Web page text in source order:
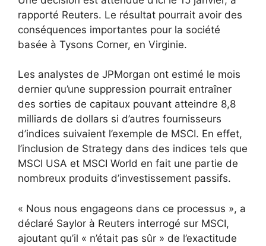
rapporté Reuters. Le résultat pourrait avoir des
conséquences importantes pour la société
basée à Tysons Corner, en Virginie.
Les analystes de JPMorgan ont estimé le mois
dernier qu’une suppression pourrait entraîner
des sorties de capitaux pouvant atteindre 8,8
milliards de dollars si d’autres fournisseurs
d’indices suivaient l’exemple de MSCI. En effet,
l’inclusion de Strategy dans des indices tels que
MSCI USA et MSCI World en fait une partie de
nombreux produits d’investissement passifs.
« Nous nous engageons dans ce processus », a
déclaré Saylor à Reuters interrogé sur MSCI,
ajoutant qu’il « n’était pas sûr » de l’exactitude